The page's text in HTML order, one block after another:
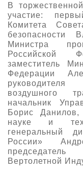
Партнеры выставки
Крокус Экспо
Даты будущих
Документы
Контакты
Для участников
Заявка на участие
Заочное участие
Прилет на выставку
Основные
Для посетителей
Место проведения
Схема проезда
Правила доступа и
Для СМИ
Аккредитация прессы
Условия
Положение об
Публикации о
Пресс-релизы
Архив
В
участие:
Комитета
безопасности
Министра
Российской
заместитель
Федерации
воздушного
начальник
Борис
науке и
генеральный
России»
Вертолетной